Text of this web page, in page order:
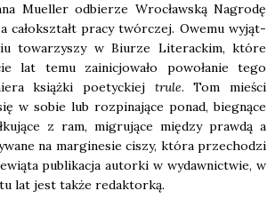
Muel­ler odbie­rze Wro­cław­ską Nagro­dę
cało­kształt pra­cy twór­czej. Owe­mu wyjąt­
towa­rzy­szy w Biu­rze Lite­rac­kim, któ­re
lat temu zaini­cjo­wa­ło powo­ła­nie tego
książ­ki poetyc­kiej tru­le. Tom mie­ści
w sobie lub roz­pi­na­ją­ce ponad, bie­gną­ce
z ram, migru­ją­ce mię­dzy praw­dą a
na mar­gi­ne­sie ciszy, któ­ra prze­cho­dzi
publi­ka­cja autor­ki w wydaw­nic­twie, w
lat jest tak­że redak­tor­ką.